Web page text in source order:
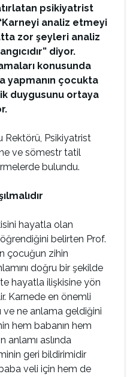
psikiyatrist
analiz etmeyi
zor şeyleri analiz
diyor.
konusunda
yapmanın çocukta
duygusunu ortaya
Rektörü, Psikiyatrist
ve sömestr tatil
bulundu.
hayatla olan
belirten Prof.
çocuğun zihin
doğru bir şekilde
hayatla ilişkisine yön
Karnede en önemli
ve ne anlama geldiğini
hem babanın hem
anlamı aslında
geri bildirimidir
veli için hem de